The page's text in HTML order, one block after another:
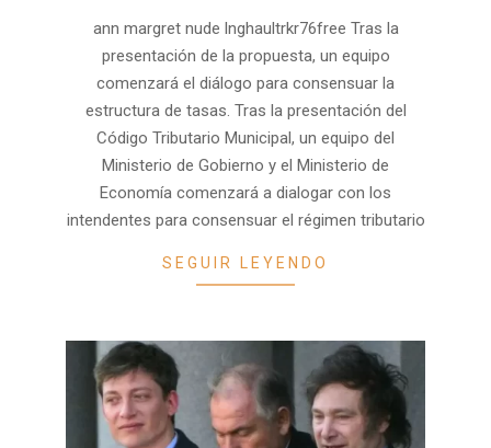
ann margret nude lnghaultrkr76free Tras la
presentación de la propuesta, un equipo
comenzará el diálogo para consensuar la
estructura de tasas. Tras la presentación del
Código Tributario Municipal, un equipo del
Ministerio de Gobierno y el Ministerio de
Economía comenzará a dialogar con los
intendentes para consensuar el régimen tributario
SEGUIR LEYENDO